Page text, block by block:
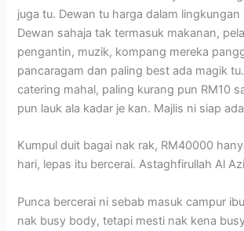
juga tu. Dewan tu harga dalam lingkungan
Dewan sahaja tak termasuk makanan,
pengantin, muzik, kompang mereka
pancaragam dan paling best ada magik
catering mahal, paling kurang pun RM10
pun lauk ala kadar je kan. Majlis ni siap
Kumpul duit bagai nak rak, RM40000
hari, lepas itu bercerai. Astaghfirullah Al
Punca bercerai ni sebab masuk campur
nak busy body, tetapi mesti nak kena